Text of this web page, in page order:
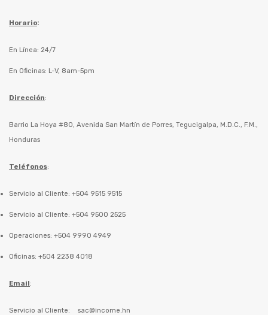
Horario:
En Línea: 24/7
En Oficinas: L-V, 8am-5pm
Dirección:
Barrio La Hoya #80, Avenida San Martín de Porres, Tegucigalpa, M.D.C., F.M.,
Honduras
Teléfonos:
Servicio al Cliente: +504 9515 9515
Servicio al Cliente: +504 9500 2525
Operaciones: +504 9990 4949
Oficinas: +504 2238 4018
Email:
Servicio al Cliente: sac@income.hn